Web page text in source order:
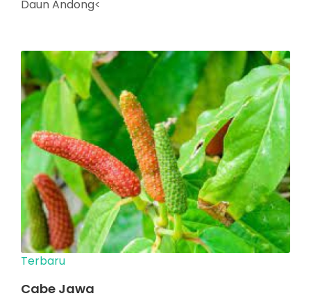
Daun Andong<
Terbaru
Cabe Jawa